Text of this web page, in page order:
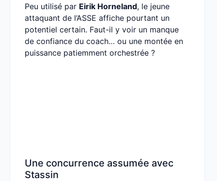
Peu utilisé par Eirik Horneland, le jeune
attaquant de l’ASSE affiche pourtant un
potentiel certain. Faut-il y voir un manque
de confiance du coach… ou une montée en
puissance patiemment orchestrée ?
Une concurrence assumée avec
Stassin